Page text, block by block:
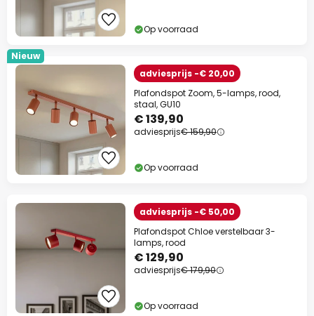
Op voorraad
Nieuw
adviesprijs -€ 20,00
Plafondspot Zoom, 5-lamps, rood,
staal, GU10
€ 139,90
adviesprijs€ 159,90
Op voorraad
adviesprijs -€ 50,00
Plafondspot Chloe verstelbaar 3-
lamps, rood
€ 129,90
adviesprijs€ 179,90
Op voorraad